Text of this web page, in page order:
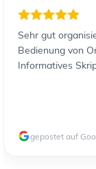
Sehr gut
Bedienung von Online
Informatives
gepostet auf